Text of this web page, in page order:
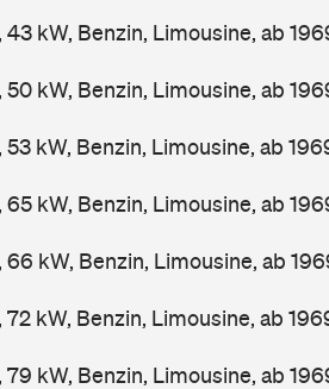
43 kW, Benzin, Limousine, ab
50 kW, Benzin, Limousine, ab
53 kW, Benzin, Limousine, ab
65 kW, Benzin, Limousine, ab
66 kW, Benzin, Limousine, ab
72 kW, Benzin, Limousine, ab
79 kW, Benzin, Limousine, ab